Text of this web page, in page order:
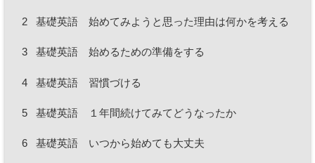
2 基礎英語 始めてみようと思った理由は何かを考える
3 基礎英語 始めるための準備をする
4 基礎英語 習慣づける
5 基礎英語 １年間続けてみてどうなったか
6 基礎英語 いつから始めても大丈夫